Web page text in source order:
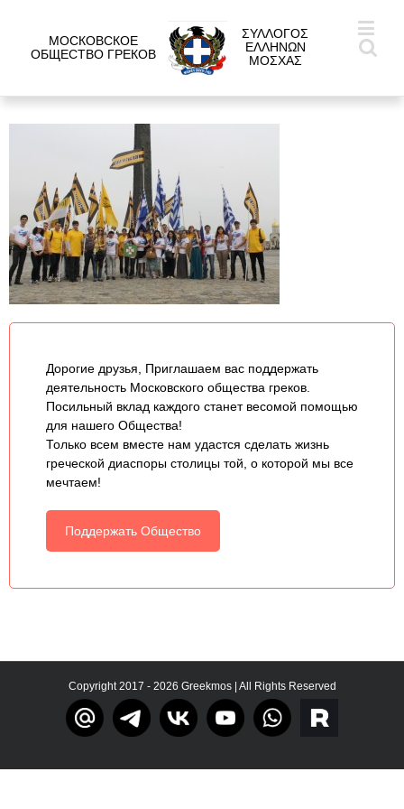
МОСКОВСКОЕ
ОБЩЕСТВО ГРЕКОВ
ΣΥΛΛΟΓΟΣ
ΕΛΛΗΝΩΝ
ΜΟΣΧΑΣ
Дорогие друзья, Приглашаем вас поддержать
деятельность Московского общества греков.
Посильный вклад каждого станет весомой помощью
для нашего Общества!
Только всем вместе нам удастся сделать жизнь
греческой диаспоры столицы той, о которой мы все
мечтаем!
Поддержать Общество
Copyright 2017 - 2026 Greekmos | All Rights Reserved
Тelegram rutube